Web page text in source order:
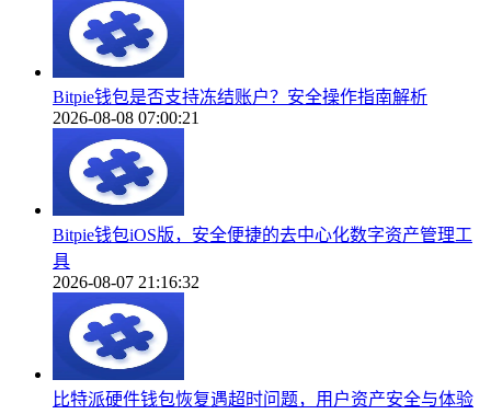
Bitpie钱包是否支持冻结账户？安全操作指南解析
2026-08-08 07:00:21
Bitpie钱包iOS版，安全便捷的去中心化数字资产管理工
具
2026-08-07 21:16:32
比特派硬件钱包恢复遇超时问题，用户资产安全与体验